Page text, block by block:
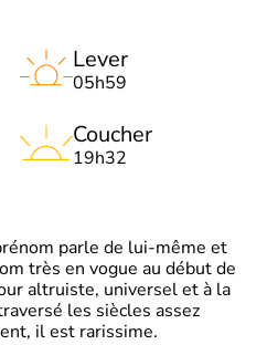
Lever
05h59
Coucher
19h32
parle de lui-même et
très en vogue au début de
altruiste, universel et à la
les siècles assez
il est rarissime.